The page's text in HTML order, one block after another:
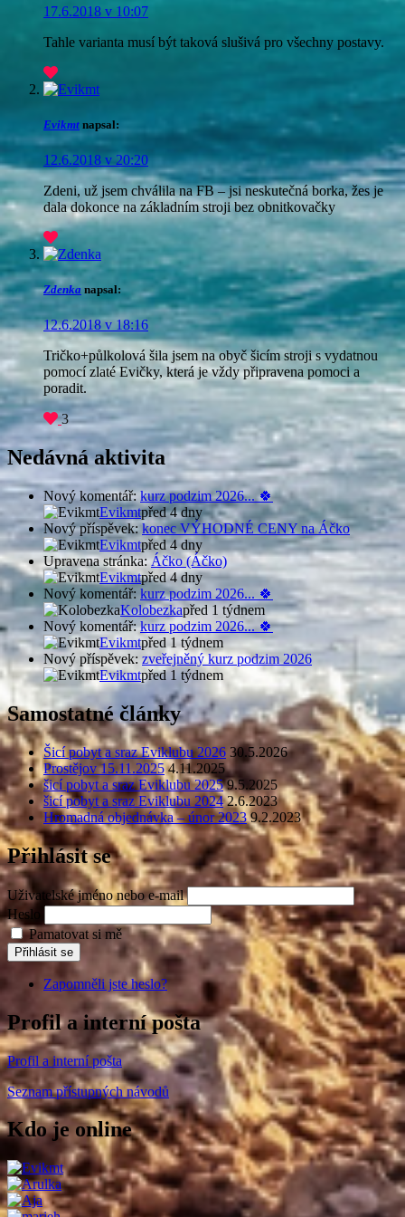
17.6.2018 v 10:07
Tahle varianta musí být taková slušivá pro všechny postavy.
Evikmt napsal:
12.6.2018 v 20:20
Zdeni, už jsem chválila na FB – jsi neskutečná borka, žes je
dala dokonce na základním stroji bez obnitkovačky
Zdenka napsal:
12.6.2018 v 18:16
Tričko+půlkolová šila jsem na obyč šicím stroji s vydatnou
pomocí zlaté Evičky, která je vždy připravena pomoci a
poradit.
3
Nedávná aktivita
Nový komentář:kurz podzim 2026... 🍀
Evikmtpřed 4 dny
Nový příspěvek: konec VÝHODNÉ CENY na Áčko
Evikmtpřed 4 dny
Upravena stránka:Áčko (Áčko)
Evikmtpřed 4 dny
Nový komentář: kurz podzim 2026... 🍀
Kolobezkapřed 1 týdnem
Nový komentář:kurz podzim 2026... 🍀
Evikmtpřed 1 týdnem
Nový příspěvek: zveřejněný kurz podzim 2026
Evikmtpřed 1 týdnem
Samostatné články
Šicí pobyt a sraz Eviklubu 2026 30.5.2026
Prostějov 15.11.2025 4.11.2025
šicí pobyt a sraz Eviklubu 2025 9.5.2025
šicí pobyt a sraz Eviklubu 2024 2.6.2023
Hromadná objednávka – únor 2023 9.2.2023
Přihlásit se
Uživatelské jméno nebo e-mail
Heslo
Pamatovat si mě
Přihlásit se
Zapomněli jste heslo?
Profil a interní pošta
Profil a interní pošta
Seznam přístupných návodů
Kdo je online